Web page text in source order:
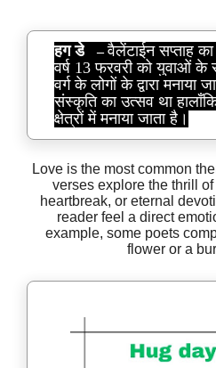
हग डे –वैलेंटाईन सप्ताह का
वर्ष 13 फरवरी को युवाओं के
वर्ग के लोगों के द्वारा मनाया
संस्कृति का उत्सव था
क्षेत्रों में मनाया जाता है।
Love is the most common
verses explore the thrill
heartbreak, or eternal
reader feel a direct
example, some poets
flower or a